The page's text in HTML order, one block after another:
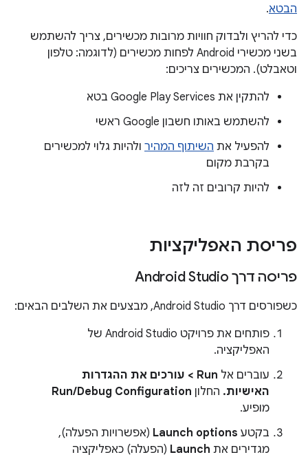
הבטא.
כדי להריץ ולבדוק חוויות מרובות מכשירים, צריך להשתמש
בשני מכשירי Android לפחות מכשירים (לדוגמה: טלפון
וטאבלט). המכשירים צריכים:
להתקין את Google Play Services בטא
להשתמש באותו חשבון Google ראשי
להפעיל את השיתוף המהיר ולהיות גלוי למכשירים
בקרבת מקום
להיות קרובים זה לזה
פריסת האפליקציות
פריסה דרך Android Studio
כשפורסים דרך Android Studio, מבצעים את השלבים הבאים:
פותחים את פרויקט Android Studio של
האפליקציה.
עוברים אל
Run > עורכים את ההגדרות
האישיות. החלון Run/Debug Configuration
מופיע.
בקטע Launch options (אפשרויות הפעלה),
מגדירים את Launch (הפעלה) כאפליקציה